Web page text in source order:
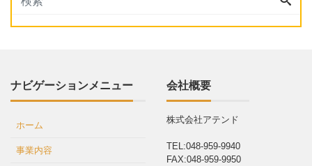
ナビゲーションメニュー
ホーム
事業内容
会社概要
株式会社アテンド
TEL:048-959-9940
FAX:048-959-9950